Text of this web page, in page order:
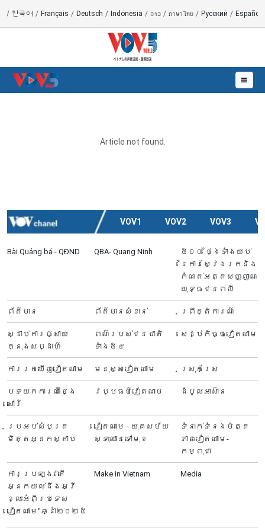
/ 한국어 / Français / Deutsch / Indonesia / ລາວ / ภาษาไทย / Русский / Español
☰
Article not found.
VOV1 VOV2 VOV3
Bài Quảng bá - QĐND QBA- Quang Ninh
៥០០ ថ្ងៃទាំងយប់
នៃការស្វែងរកនិង
កំណត់អត្តសញ្ញាណ
យុទ្ធជនពលី
ព័ត៍មាន ព័ត៌មានសំខាន់ ព្រឹត្តិការណ៍
ស្ដាប់ការផ្សាយ
ក្នុងសប្ដាហ៍
ពណ៌របស់ជនជាតិ
ទាំង៥៤
សេដ្ឋកិច្ចវៀតណាម
ការរកឃើញវៀតណាម មនុស្សវៀតណាម ស្រុកស្រែ
បទយកការណ៍ថ្ងៃ
សៅរ៍
វប្បធម៍វៀតណាម ដំបូលអាស៊ាន
ប្រអប់សំបុត្រ
មិត្តអ្នកស្តាប់
វៀតណាម - យុគសម័យ
ស្ទុះឈានទៅមុខ
ទំនាក់ទំនងមិត្ត
ភាពវៀតណាម-
កម្ពុជា
ការប្រឡង "តើ
អ្នក​យល់ដឹងអ្វី
ខ្លះអំពីប្រទេស​
វៀតណាម"ឆ្នាំ២០២៥
Make in Vietnam Media